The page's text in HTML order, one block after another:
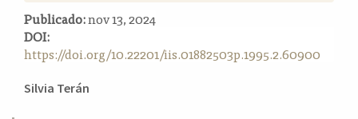
t
e
r
l
Publicado:nov 13, 2024
DOI:
https://doi.org/10.22201/iis.01882503p.1995.2.60900
Contenido
Silvia Terán